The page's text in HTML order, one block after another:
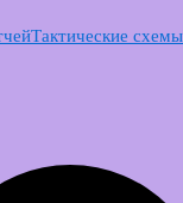
Тактические схемы